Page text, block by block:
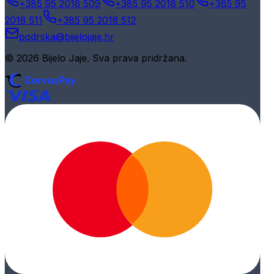
+385 95 2018 509 +385 95 2018 510
+385 95
2018 511
+385 95 2018 512
podrska@bijelojaje.hr
© 2026 Bijelo Jaje. Sva prava pridržana.